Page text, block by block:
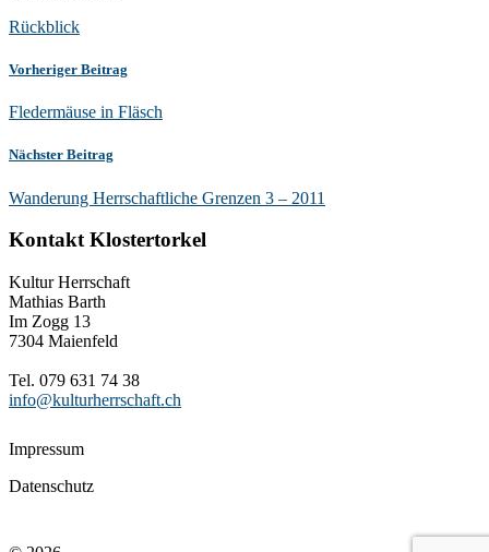
Rückblick
Vorheriger Beitrag
Fledermäuse in Fläsch
Nächster Beitrag
Wanderung Herrschaftliche Grenzen 3 – 2011
Kontakt Klostertorkel
Kultur Herrschaft
Mathias Barth
Im Zogg 13
7304 Maienfeld
Tel. 079 631 74 38
info@kulturherrschaft.ch
Impressum
Datenschutz